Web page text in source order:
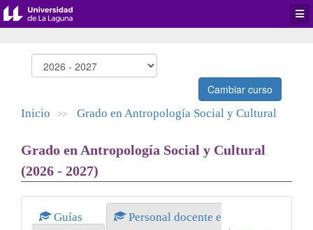
Cambiar curso
Inicio >> Grado en Antropología Social y Cultural
Grado en Antropología Social y Cultural
(2026 - 2027)
Guías
Personal docente e